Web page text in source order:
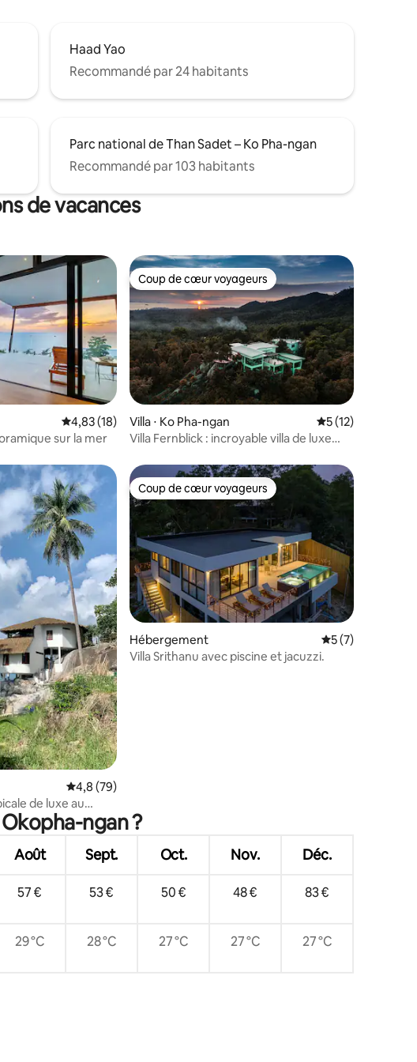
Haad Yao
Recommandé par 24 habitants
Parc national de Than Sadet – Ko Pha-ngan
Recommandé par 103 habitants
de vacances
42 commentaires : 4,95 sur 5
Évaluation moyenne sur la base de 18 commentaires : 4,83 sur 5
4,83 (18)
sur la mer
Coup de cœur voyageurs
Coup de cœur voyageurs
Villa ⋅ Ko Pha-ngan Évaluation
5 (12)
Villa Fernblick : incroyable villa de luxe
de 50 commentaires : 5 sur 5
Évaluation moyenne sur la base de 79 commentaires : 4,8 sur 5
4,8 (79)
de luxe au
vue sur la mer
Coup de cœur voyageurs
Coup de cœur voyageurs
Hébergement Évaluation
5 (7)
Villa Srithanu avec piscine et jacuzzi.
ngan ?
Août Sept. Oct. Nov. Déc.
57 € 53 € 50 € 48 € 83 €
29 °C 28 °C 27 °C 27 °C 27 °C